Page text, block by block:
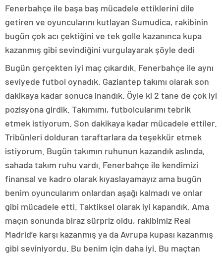
Fenerbahçe ile başa baş mücadele ettiklerini dile
getiren ve oyuncularını kutlayan Sumudica, rakibinin
bugün çok acı çektiğini ve tek golle kazanınca kupa
kazanmış gibi sevindiğini vurgulayarak şöyle dedi
Bugün gerçekten iyi maç çıkardık. Fenerbahçe ile aynı
seviyede futbol oynadık. Gaziantep takımı olarak son
dakikaya kadar sonuca inandık. Öyle ki 2 tane de çok iyi
pozisyona girdik. Takımımı, futbolcularımı tebrik
etmek istiyorum. Son dakikaya kadar mücadele ettiler.
Tribünleri dolduran taraftarlara da teşekkür etmek
istiyorum. Bugün takımın ruhunun kazandık aslında,
sahada takım ruhu vardı. Fenerbahçe ile kendimizi
finansal ve kadro olarak kıyaslayamayız ama bugün
benim oyuncularım onlardan aşağı kalmadı ve onlar
gibi mücadele etti. Taktiksel olarak iyi kapandık. Ama
maçın sonunda biraz sürpriz oldu, rakibimiz Real
Madrid’e karşı kazanmış ya da Avrupa kupası kazanmış
gibi seviniyordu. Bu benim için daha iyi. Bu maçtan